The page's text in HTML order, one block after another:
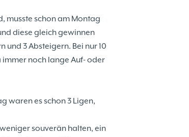
musste schon am Montag
diese gleich gewinnen
und 3 Absteigern. Bei nur 10
noch lange Auf- oder
waren es schon 3 Ligen,
souverän halten, ein